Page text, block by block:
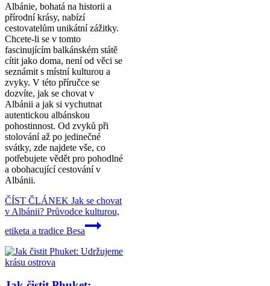
Albánie, bohatá na historii a
přírodní krásy, nabízí
cestovatelům unikátní zážitky.
Chcete-li se v tomto
fascinujícím balkánském státě
cítit jako doma, není od věci se
seznámit s místní kulturou a
zvyky. V této příručce se
dozvíte, jak se chovat v
Albánii a jak si vychutnat
autentickou albánskou
pohostinnost. Od zvyků při
stolování až po jedinečné
svátky, zde najdete vše, co
potřebujete vědět pro pohodlné
a obohacující cestování v
Albánii.
ČÍST ČLÁNEK Jak se chovat
v Albánii? Průvodce kulturou,
etiketa a tradice Besa